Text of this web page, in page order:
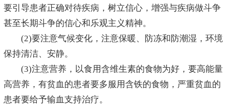
要引导患者正确对待疾病，树立信心，增强与疾病做斗争
甚至长期斗争的信心和乐观主义精神。
(2)要注意气候变化，注意保暖、防冻和防潮湿，环境
保持清洁、安静。
(3)注意营养，以食用含维生素的食物为好，要高能量
高营养，有贫血的患者要多服用含铁的食物，严重贫血的
患者要给予输血支持治疗。